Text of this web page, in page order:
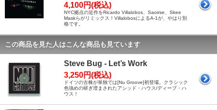
4,100円(税込)
NYC拠点の近作をRicardo Villalobos、Saoirse、Skee
Maskらがリミックス！VillalobosによるA-1が、やはり別
格です。
この商品を見た人はこんな商品も見ています
Steve Bug - Let’s Work
3,250円(税込)
ドイツの古株が単独では[Nu Groove]初登場。クラシック
色強めの研ぎ澄まされたアシッド・ハウス/ディープ・ハ
ウス！